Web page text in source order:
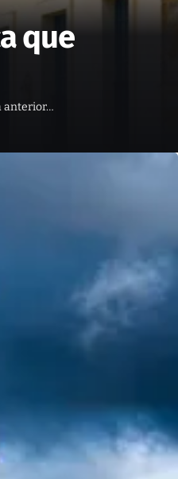
que
anterior…